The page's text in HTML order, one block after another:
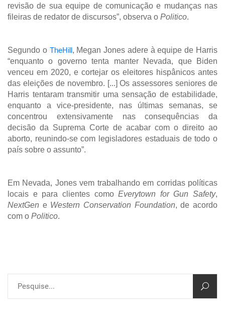
revisão de sua equipe de comunicação e mudanças nas
fileiras de redator de discursos”, observa o Politico.
Segundo o TheHill, Megan Jones adere à equipe de Harris
“enquanto o governo tenta manter Nevada, que Biden
venceu em 2020, e cortejar os eleitores hispânicos antes
das eleições de novembro. [...] Os assessores seniores de
Harris tentaram transmitir uma sensação de estabilidade,
enquanto a vice-presidente, nas últimas semanas, se
concentrou extensivamente nas consequências da
decisão da Suprema Corte de acabar com o direito ao
aborto, reunindo-se com legisladores estaduais de todo o
país sobre o assunto”.
Em Nevada, Jones vem trabalhando em corridas políticas
locais e para clientes comoEverytown for Gun Safety,
NextGen e Western Conservation Foundation, de acordo
com o Politico.